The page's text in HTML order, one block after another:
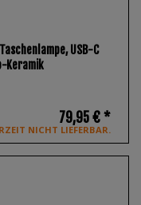
Taschenlampe, USB-C
Keramik
NICHT LIEFERBAR.
79,95 € *